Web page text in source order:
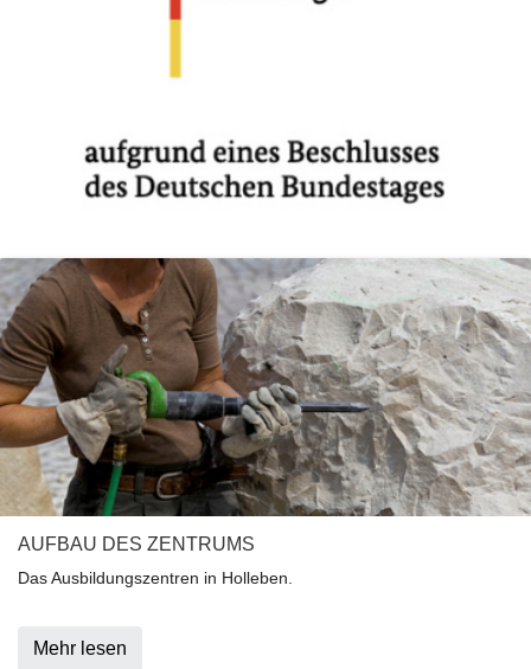
AUFBAU DES ZENTRUMS
Das Ausbildungszentren in Holleben.
Mehr lesen